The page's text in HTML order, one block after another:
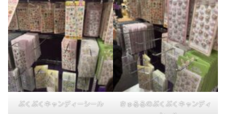
ぷくぷくキャンディーシール
きゅるるのぷくぷくキャンディ